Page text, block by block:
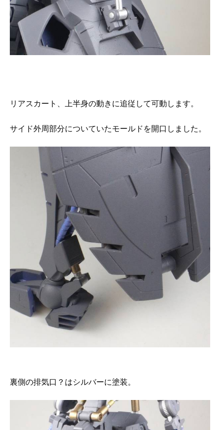
リアスカート、上半身の動きに追従して可動します。
サイド外周部分についていたモールドを開口しました。
裏側の排気口？はシルバーに塗装。